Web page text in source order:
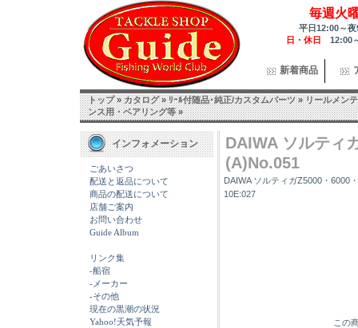
毎週火
平日12:00～
日・休日 12:00
新着商品
トップ»カタログ»ﾘｰﾙ付随品･純正/カスタムパーツ»リールメン
ンス用・ベアリング等»
インフォメーション
ごあいさつ
配送と返品について
商品の配送について
店舗ご案内
お問い合わせ
Guide Album
リンク集
-船宿
-メーカー
-その他
現在の黒潮の状況
Yahoo!天気予報
DAIWA ソルティ
(A)No.051
DAIWA ソルティガZ5000・6000
10E:027
この